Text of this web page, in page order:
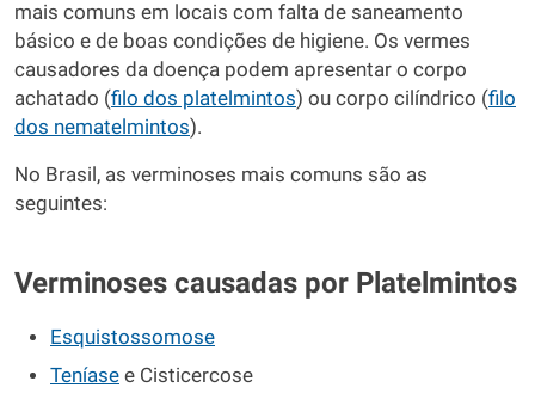
mais comuns em locais com falta de saneamento
básico e de boas condições de higiene. Os vermes
causadores da doença podem apresentar o corpo
achatado (filo dos platelmintos) ou corpo cilíndrico (filo
dos nematelmintos).
No Brasil, as verminoses mais comuns são as
seguintes:
Verminoses causadas por Platelmintos
Esquistossomose
Teníase e Cisticercose